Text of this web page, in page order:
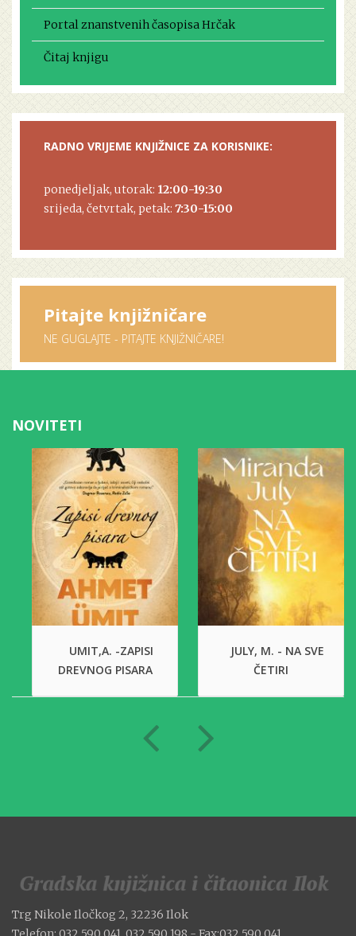
Portal znanstvenih časopisa Hrčak
Čitaj knjigu
RADNO VRIJEME KNJIŽNICE ZA KORISNIKE:
ponedjeljak, utorak: 12:00-19:30
srijeda, četvrtak, petak: 7:30-15:00
Pitajte knjižničare
NE GUGLAJTE - PITAJTE KNJIŽNIČARE!
NOVITETI
UMIT,A. -ZAPISI
DREVNOG PISARA
JULY, M. - NA SVE
ČETIRI
Trg Nikole Iločkog 2, 32236 Ilok